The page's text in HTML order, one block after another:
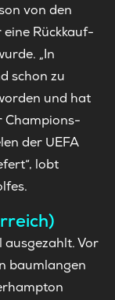
von den
Rückkauf-
„In
schon zu
und hat
Champions-
der UEFA
lobt
ausgezahlt. Vor
baumlangen